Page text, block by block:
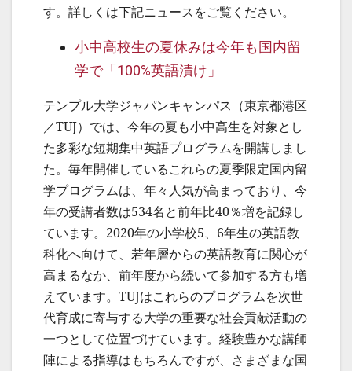
す。詳しくは下記ニュースをご覧ください。
小中高校生の夏休みは今年も国内留
学で「100%英語漬け」
テンプル大学ジャパンキャンパス（東京都港区
／TUJ）では、今年の夏も小中高生を対象とし
た多彩な短期集中英語プログラムを開講しまし
た。毎年開催しているこれらの夏季限定国内留
学プログラムは、年々人気が高まっており、今
年の受講者数は534名と前年比40％増を記録し
ています。2020年の小学校5、6年生の英語教
科化へ向けて、若年層からの英語教育に関心が
高まるなか、前年度から続いて参加する方も増
えています。TUJはこれらのプログラムを次世
代育成に寄与する大学の重要な社会貢献活動の
一つとして位置づけています。経験豊かな講師
陣による指導はもちろんですが、さまざまな国